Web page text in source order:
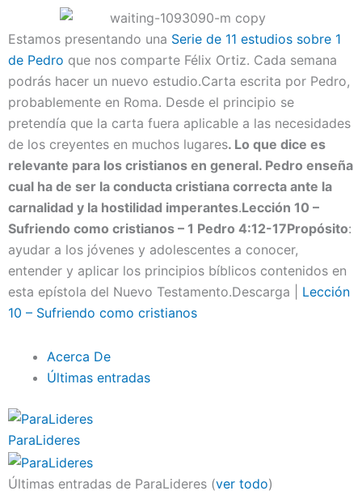
Estamos presentando una Serie de 11 estudios sobre 1
de Pedro que nos comparte Félix Ortiz. Cada semana
podrás hacer un nuevo estudio.Carta escrita por Pedro,
probablemente en Roma. Desde el principio se
pretendía que la carta fuera aplicable a las necesidades
de los creyentes en muchos lugares. Lo que dice es
relevante para los cristianos en general. Pedro enseña
cual ha de ser la conducta cristiana correcta ante la
carnalidad y la hostilidad imperantes.Lección 10 –
Sufriendo como cristianos – 1 Pedro 4:12-17Propósito:
ayudar a los jóvenes y adolescentes a conocer,
entender y aplicar los principios bíblicos contenidos en
esta epístola del Nuevo Testamento.Descarga | Lección
10 – Sufriendo como cristianos
Acerca De
Últimas entradas
ParaLideres
Últimas entradas de ParaLideres (ver todo)